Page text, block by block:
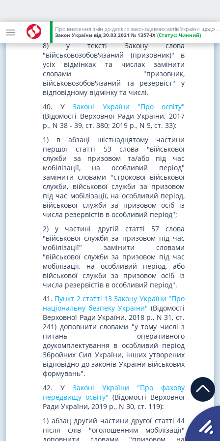
Про внесення змін до деяких законодавчих актів України щодо удосконалення окремих питань виконання військового обов'язку та ведення військового обліку
Закон України від 30.03.2021 № 1357-IX (Статус: Чинний)
телекомунікаційних системах"та"Про
захист персональних даних";
8) у тексті Закону слова
"військовозобов'язаний (призовник)" в
усіх відмінках та числах замінити
словами "призовник,
військовозобов'язаний та резервіст" у
відповідному відмінку та числі.
40. УЗаконі України "Про освіту"
(Відомості Верховної Ради України, 2017
р., N 38 - 39, ст. 380; 2019 р., N 5, ст. 33):
1) в абзаці шістнадцятому частини
першої статті 53 слова "військової
служби за призовом та/або під час
мобілізації, на особливий період"
замінити словами "строкової військової
служби, військової служби за призовом
під час мобілізації, на особливий період,
військової служби за призовом осіб із
числа резервістів в особливий період";
2) у частині другій статті 57 слова
"військової служби за призовом під час
мобілізації" замінити словами
"військової служби за призовом під час
мобілізації, на особливий період, або
військової служби за призовом осіб із
числа резервістів в особливий період".
41. Пункт 2 статті 13 Закону України "Про
національну безпеку України" (Відомості
Верховної Ради України, 2018 р., N 31, ст.
241) доповнити словами "у тому числі з
питань оперативного
доукомплектування в особливий період
Збройних Сил України, інших утворених
відповідно до законів України військових
формувань".
42. У Законі України "Про фахову
передвищу освіту" (Відомості Верховної
Ради України, 2019 р., N 30, ст. 119):
1) абзац другий частини другої статті 44
після слів "оголошенням мобілізації"